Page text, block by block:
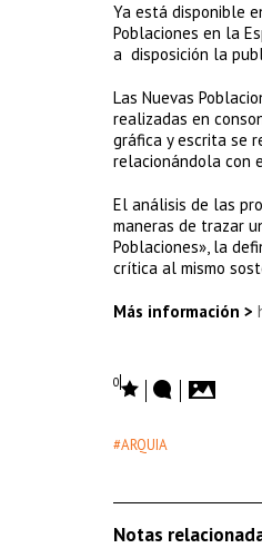
Ya está disponible
Poblaciones en la
a disposición la
Las Nuevas
realizadas en
gráfica y escrita se
relacionándola con
El análisis de las
maneras de trazar
Poblaciones», la
crítica al mismo
Más información >
0
#ARQUIA
Notas